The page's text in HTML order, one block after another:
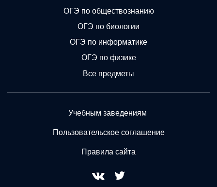
ОГЭ по обществознанию
ОГЭ по биологии
ОГЭ по информатике
ОГЭ по физике
Все предметы
Учебным заведениям
Пользовательское соглашение
Правила сайта